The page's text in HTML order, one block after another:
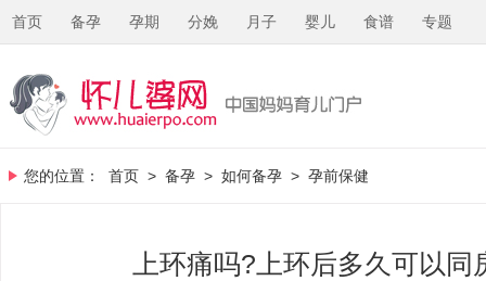
首页 备孕 孕期 分娩 月子 婴儿 食谱 专题
您的位置： 首页 > 备孕 > 如何备孕 > 孕前保健
上环痛吗?上环后多久可以